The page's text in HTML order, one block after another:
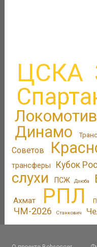
ЦСКА
Локомотив
Динамо
Советов
трансферы
Кубок
слухи
ПСЖ Дзюба
Ахмат РПЛ
ЧМ-2026 Станкович